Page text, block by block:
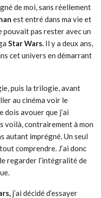
de moi, sans réellement
est entré dans ma vie et
pas rester avec un
Star Wars. Il y a deux ans,
cet univers en démarrant
puis la trilogie, avant
au cinéma voir le
dois avouer que j’ai
voilà, contrairement à mon
autant imprégné. Un seul
comprendre. J’ai donc
regarder l’intégralité de
j’ai décidé d’essayer